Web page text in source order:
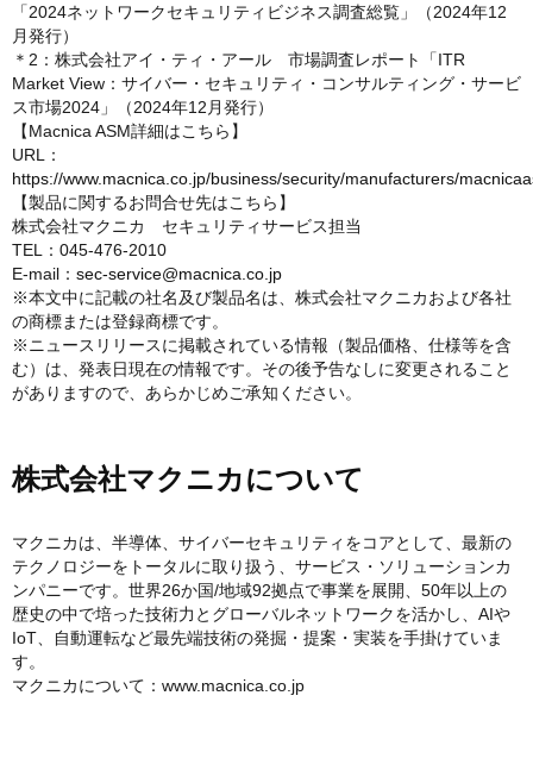
「2024ネットワークセキュリティビジネス調査総覧」（2024年12
月発行）
＊2：株式会社アイ・ティ・アール 市場調査レポート「ITR
Market View：サイバー・セキュリティ・コンサルティング・サービ
ス市場2024」（2024年12月発行）
【Macnica ASM詳細はこちら】
URL：
https://www.macnica.co.jp/business/security/manufacturers/
【製品に関するお問合せ先はこちら】
株式会社マクニカ セキュリティサービス担当
TEL：045-476-2010
E-mail： sec-service@macnica.co.jp
※本文中に記載の社名及び製品名は、株式会社マクニカおよび各社
の商標または登録商標です。
※ニュースリリースに掲載されている情報（製品価格、仕様等を含
む）は、発表日現在の情報です。その後予告なしに変更されること
がありますので、あらかじめご承知ください。
株式会社マクニカについて
マクニカは、半導体、サイバーセキュリティをコアとして、最新の
テクノロジーをトータルに取り扱う、サービス・ソリューションカ
ンパニーです。世界26か国/地域92拠点で事業を展開、50年以上の
歴史の中で培った技術力とグローバルネットワークを活かし、AIや
IoT、自動運転など最先端技術の発掘・提案・実装を手掛けていま
す。
マクニカについて：www.macnica.co.jp